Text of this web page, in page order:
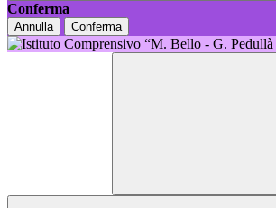
Conferma
Annulla Conferma